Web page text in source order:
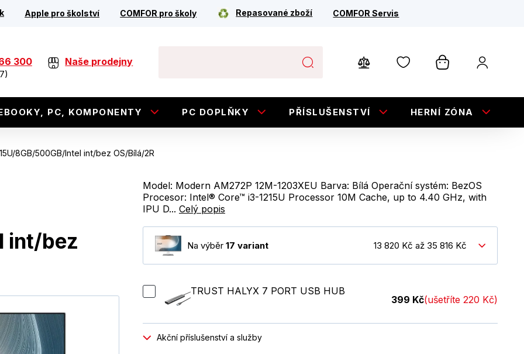
Apple pro školství COMFOR pro školy Repasované zboží COMFOR Servis
300 Naše prodejny
PC, KOMPONENTY PC DOPLŇKY PŘÍSLUŠENSTVÍ HERNÍ ZÓNA
8GB/500GB/Intel int/bez OS/Bílá/2R
int/bez
Model: Modern AM272P 12M-1203XEU Barva: Bílá Operační systém: BezOS
Procesor: Intel® Core™ i3-1215U Processor 10M Cache, up to 4.40 GHz, with
IPU D... Celý popis
Na výběr 17 variant 13 820 Kč až 35 816 Kč
TRUST HALYX 7 PORT USB HUB
399 Kč(ušetříte 220 Kč)
Akční příslušenství a služby